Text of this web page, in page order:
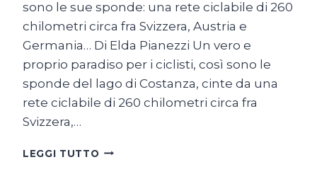
sono le sue sponde: una rete ciclabile di 260
chilometri circa fra Svizzera, Austria e
Germania… Di Elda Pianezzi Un vero e
proprio paradiso per i ciclisti, così sono le
sponde del lago di Costanza, cinte da una
rete ciclabile di 260 chilometri circa fra
Svizzera,…
LEGGI TUTTO SUL